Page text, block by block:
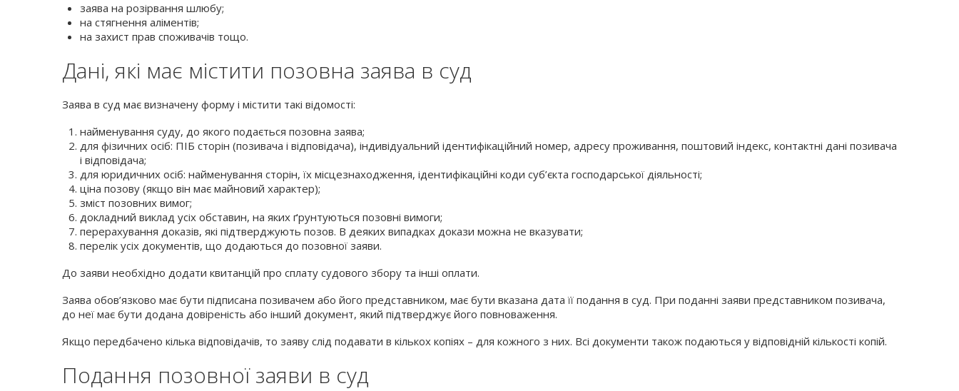
заява на розірвання шлюбу;
на стягнення аліментів;
на захист прав споживачів тощо.
Дані, які має містити позовна заява в суд
Заява в суд має визначену форму і містити такі відомості:
найменування суду, до якого подається позовна заява;
для фізичних осіб: ПІБ сторін (позивача і відповідача), індивідуальний ідентифікаційний номер, адресу проживання, поштовий індекс, контактні дані позивача
і відповідача;
для юридичних осіб: найменування сторін, їх місцезнаходження, ідентифікаційні коди суб’єкта господарської діяльності;
ціна позову (якщо він має майновий характер);
зміст позовних вимог;
докладний виклад усіх обставин, на яких ґрунтуються позовні вимоги;
перерахування доказів, які підтверджують позов. В деяких випадках докази можна не вказувати;
перелік усіх документів, що додаються до позовної заяви.
До заяви необхідно додати квитанцій про сплату судового збору та інші оплати.
Заява обов’язково має бути підписана позивачем або його представником, має бути вказана дата її подання в суд. При поданні заяви представником позивача,
до неї має бути додана довіреність або інший документ, який підтверджує його повноваження.
Якщо передбачено кілька відповідачів, то заяву слід подавати в кількох копіях – для кожного з них. Всі документи також подаються у відповідній кількості копій.
Подання позовної заяви в суд